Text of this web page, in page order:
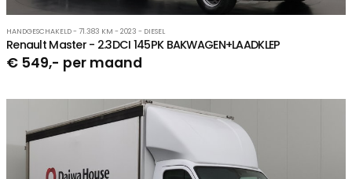
HANDGESCHAKELD - 71.383 KM - 2023 - DIESEL
Renault Master - 2.3DCI 145PK BAKWAGEN+LAADKLEP
€ 549,- per maand